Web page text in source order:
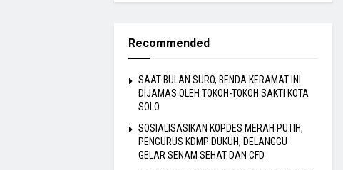
Recommended
SAAT BULAN SURO, BENDA KERAMAT INI
DIJAMAS OLEH TOKOH-TOKOH SAKTI KOTA
SOLO
SOSIALISASIKAN KOPDES MERAH PUTIH,
PENGURUS KDMP DUKUH, DELANGGU
GELAR SENAM SEHAT DAN CFD